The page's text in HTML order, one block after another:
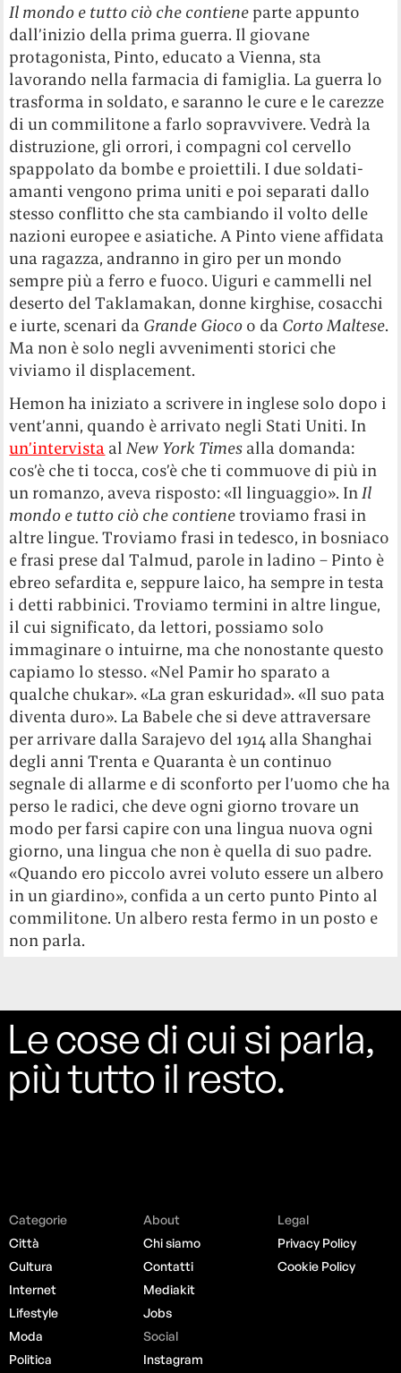
Il mondo e tutto ciò che contiene parte appunto
dall’inizio della prima guerra. Il giovane
protagonista, Pinto, educato a Vienna, sta
lavorando nella farmacia di famiglia. La guerra lo
trasforma in soldato, e saranno le cure e le carezze
di un commilitone a farlo sopravvivere. Vedrà la
distruzione, gli orrori, i compagni col cervello
spappolato da bombe e proiettili. I due soldati-
amanti vengono prima uniti e poi separati dallo
stesso conflitto che sta cambiando il volto delle
nazioni europee e asiatiche. A Pinto viene affidata
una ragazza, andranno in giro per un mondo
sempre più a ferro e fuoco. Uiguri e cammelli nel
deserto del Taklamakan, donne kirghise, cosacchi
e iurte, scenari da Grande Gioco o da Corto Maltese.
Ma non è solo negli avvenimenti storici che
viviamo il displacement.
Hemon ha iniziato a scrivere in inglese solo dopo i
vent’anni, quando è arrivato negli Stati Uniti. In
un’intervista alNew York Times alla domanda:
cos’è che ti tocca, cos’è che ti commuove di più in
un romanzo, aveva risposto: «Il linguaggio». InIl
mondo e tutto ciò che contienetroviamo frasi in
altre lingue. Troviamo frasi in tedesco, in bosniaco
e frasi prese dal Talmud, parole in ladino – Pinto è
ebreo sefardita e, seppure laico, ha sempre in testa
i detti rabbinici. Troviamo termini in altre lingue,
il cui significato, da lettori, possiamo solo
immaginare o intuirne, ma che nonostante questo
capiamo lo stesso. «Nel Pamir ho sparato a
qualche chukar». «La gran eskuridad». «Il suo pata
diventa duro». La Babele che si deve attraversare
per arrivare dalla Sarajevo del 1914 alla Shanghai
degli anni Trenta e Quaranta è un continuo
segnale di allarme e di sconforto per l’uomo che ha
perso le radici, che deve ogni giorno trovare un
modo per farsi capire con una lingua nuova ogni
giorno, una lingua che non è quella di suo padre.
«Quando ero piccolo avrei voluto essere un albero
in un giardino», confida a un certo punto Pinto al
commilitone. Un albero resta fermo in un posto e
non parla.
Le cose di cui si parla,
più tutto il resto.
Categorie
Città
Cultura
Internet
Lifestyle
Moda
Politica
About
Chi siamo
Contatti
Mediakit
Jobs
Social
Instagram
Legal
Privacy Policy
Cookie Policy